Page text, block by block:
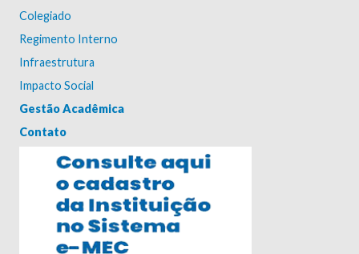
Colegiado
Regimento Interno
Infraestrutura
Impacto Social
Gestão Acadêmica
Contato